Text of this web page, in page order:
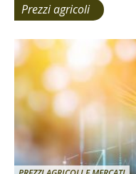
Prezzi agricoli